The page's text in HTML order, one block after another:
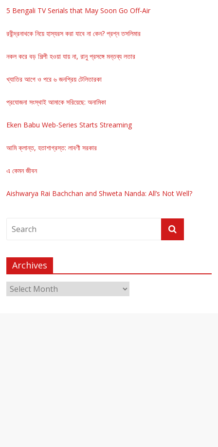
5 Bengali TV Serials that May Soon Go Off-Air
রবীন্দ্রনাথকে নিয়ে হাস্যরস করা যাবে না কেন? প্রশ্ন তসলিমার
নকল করে বড় শিল্পী হওয়া যায় না, রানু প্রসঙ্গে মন্তব্য লতার
খ্যাতির আগে ও পরে ৬ জনপ্রিয় টেলিতারকা
প্রযোজনা সংস্থাই আমাকে সরিয়েছে: অনামিকা
Eken Babu Web-Series Starts Streaming
আমি ক্লান্ত, হতাশাগ্রস্ত: লাবণী সরকার
এ কেমন জীবন
Aishwarya Rai Bachchan and Shweta Nanda: All’s Not Well?
Archives